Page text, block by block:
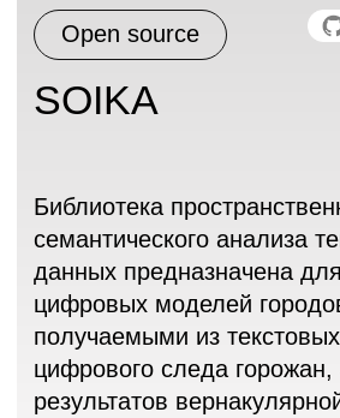
и хранилищами данных, поддерживает
процессы прототипирования и отладки
моделей ИИ на основе готовых
кастомных моделей и сервисов,
Предназначен для решения типовых
Prosto.R Plan Master
Commercial